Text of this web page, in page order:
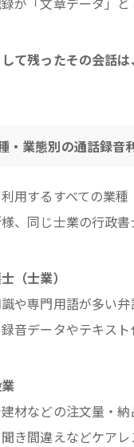
て残ったその会話は
・業態別の通話録音
用するすべての業
、同じ士業の行政
（士業）
や専門用語が多い
音データやテキス
材などの注文量・
き間違えなどケア